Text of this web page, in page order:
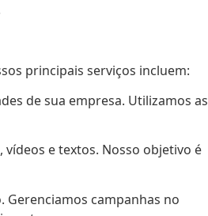
principais serviços incluem:
de sua empresa. Utilizamos as
e textos. Nosso objetivo é
Gerenciamos campanhas no